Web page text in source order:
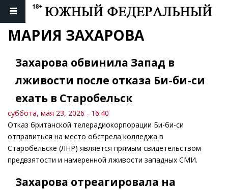
МАРИЯ ЗАХАРОВА
Захарова обвинила Запад в
лживости после отказа Би-би-си
ехать в Старобельск
суббота, мая 23, 2026 - 16:40
Отказ британской телерадиокорпорации Би-би-си
отправиться на место обстрела колледжа в
Старобельске (ЛНР) является прямым свидетельством
предвзятости и намеренной лживости западных СМИ.
Захарова отреагировала на